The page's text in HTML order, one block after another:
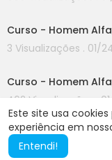
Este site usa
experiência em
Entendi!
Curso - Homem
3 Visualizações . 01/
Curso - Homem
462 Visualizações .